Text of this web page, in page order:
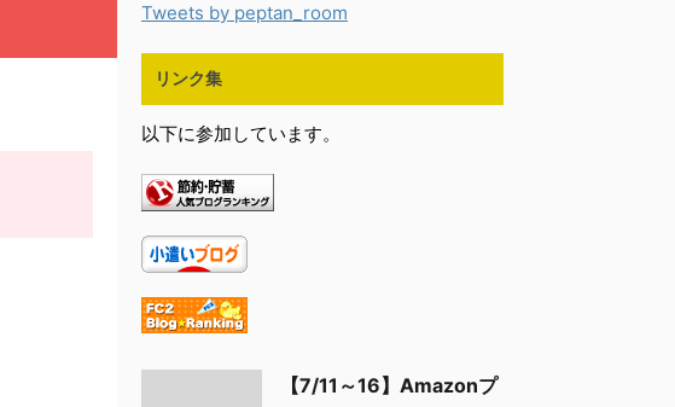
Tweets by peptan_room
リンク集
以下に参加しています。
【7/11～16】Amazonプ